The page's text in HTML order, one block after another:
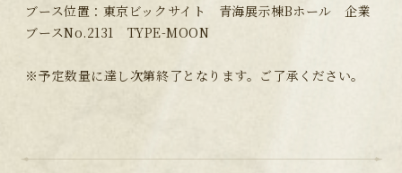
ブース位置：東京ビックサイト 青海展示棟Bホール 企業
ブースNo.2131 TYPE-MOON
※予定数量に達し次第終了となります。ご了承ください。